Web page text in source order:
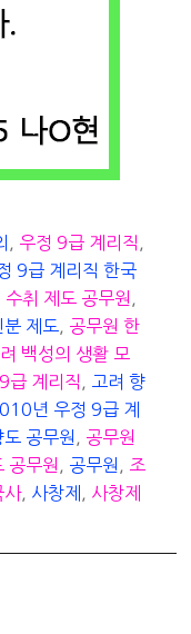
우정 9급 계리직
9급 계리직 한국
수취 제도 공무원
분 제도
공무원 한
백성의 생활 모
급 계리직
고려 향
년 우정 9급 계
도 공무원
공무원
공무원 공무원
조
사, 사창제
사창제